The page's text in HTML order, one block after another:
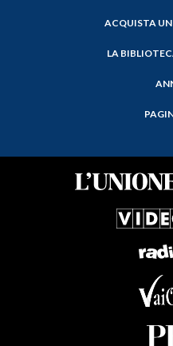
ACQUISTA
LA